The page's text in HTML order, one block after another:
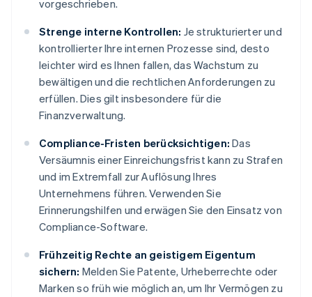
vorgeschrieben.
Strenge interne Kontrollen: Je strukturierter und
kontrollierter Ihre internen Prozesse sind, desto
leichter wird es Ihnen fallen, das Wachstum zu
bewältigen und die rechtlichen Anforderungen zu
erfüllen. Dies gilt insbesondere für die
Finanzverwaltung.
Compliance-Fristen berücksichtigen: Das
Versäumnis einer Einreichungsfrist kann zu Strafen
und im Extremfall zur Auflösung Ihres
Unternehmens führen. Verwenden Sie
Erinnerungshilfen und erwägen Sie den Einsatz von
Compliance-Software.
Frühzeitig Rechte an geistigem Eigentum
sichern: Melden Sie Patente, Urheberrechte oder
Marken so früh wie möglich an, um Ihr Vermögen zu